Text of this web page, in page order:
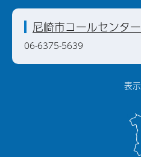
表示
尼崎市コールセンター
06-6375-5639